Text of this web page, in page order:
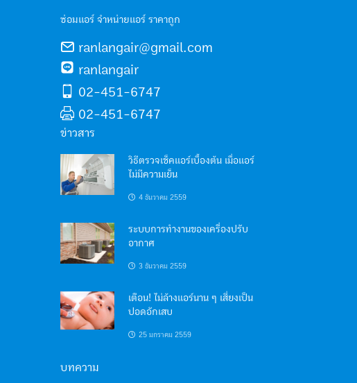
ซ่อมแอร์ จำหน่ายแอร์ ราคาถูก
ranlangair@gmail.com
ranlangair
02-451-6747
02-451-6747
ข่าวสาร
วิธีตรวจเช็คแอร์เบื้องต้น เมื่อแอร์
ไม่มีความเย็น
4 ธันวาคม 2559
ระบบการทำงานของเครื่องปรับ
อากาศ
3 ธันวาคม 2559
เตือน! ไม่ล้างแอร์นาน ๆ เสี่ยงเป็น
ปอดอักเสบ
25 มกราคม 2559
บทความ